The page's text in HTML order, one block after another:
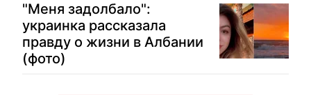
"Меня задолбало":
украинка рассказала
правду о жизни в Албании
(фото)